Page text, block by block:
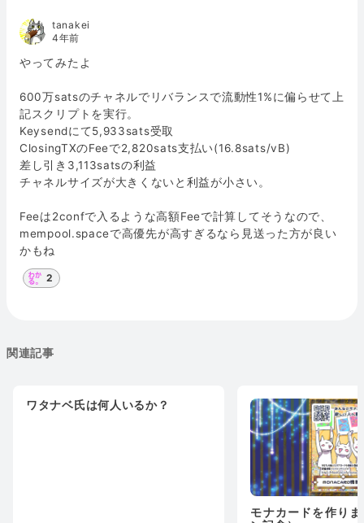
tanakei
4年前
やってみたよ
600万satsのチャネルでリバランスで流動性1%に偏らせて上
記スクリプトを実行。
Keysendにて5,933sats受取
ClosingTXのFeeで2,820sats支払い(16.8sats/vB)
差し引き3,113satsの利益
チャネルサイズが大きくないと利益が小さい。
Feeは2confで入るような高額Feeで計算してそうなので、
mempool.spaceで高優先が高すぎるなら見送った方が良い
かもね
2
関連記事
ワタナベ氏は何人いるか？
モナカードを作り